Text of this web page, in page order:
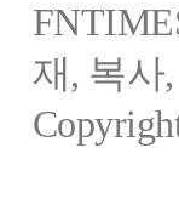
재, 복사